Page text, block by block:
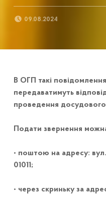
09.08.2024
В ОГП такі повідомлення
передаватимуть
проведення досудового
Подати звернення
• поштою на адресу: вул.
01011;
• через скриньку за